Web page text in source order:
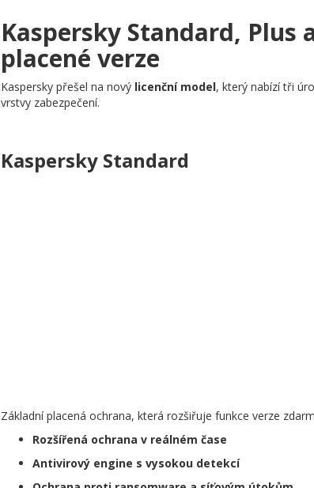
Kaspersky Standard, Plus
placené verze
Kaspersky přešel na nový licenční model, který nabízí tři
vrstvy zabezpečení.
Kaspersky Standard
Základní placená ochrana, která rozšiřuje funkce verze
Rozšířená ochrana v reálném čase
Antivirový engine s vysokou detekcí